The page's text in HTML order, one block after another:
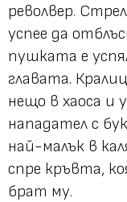
револвер.
успее да
пушката е
главата.
нещо в хаоса и
нападател с
най-малък в
спре кръвта,
брат му.